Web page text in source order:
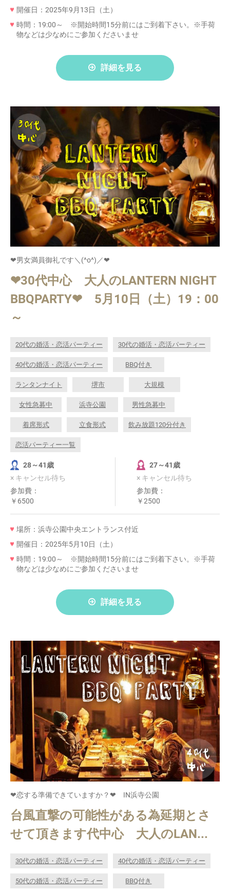
開催日：2025年9月13日（土）
時間：19:00～ ※開始時間15分前にはご到着下さい。※手荷
物などは少なめにご参加くださいませ
詳細を見る
❤男女満員御礼です＼(^o^)／❤
❤30代中心 大人のLANTERN NIGHT
BBQPARTY❤ 5月10日（土）19：00
～
20代の婚活・恋活パーティー 30代の婚活・恋活パーティー
40代の婚活・恋活パーティー BBQ付き
ランタンナイト 堺市 大規模
女性急募中 浜寺公園 男性急募中
着席形式 立食形式 飲み放題120分付き
恋活パーティー一覧
28～41歳
× キャンセル待ち
参加費：
￥6500
27～41歳
× キャンセル待ち
参加費：
￥2500
場所：浜寺公園中央エントランス付近
開催日：2025年5月10日（土）
時間：19:00～ ※開始時間15分前にはご到着下さい。※手荷
物などは少なめにご参加くださいませ
詳細を見る
❤恋する準備できていますか？❤ IN浜寺公園
台風直撃の可能性がある為延期とさ
せて頂きます代中心 大人のLAN...
30代の婚活・恋活パーティー 40代の婚活・恋活パーティー
50代の婚活・恋活パーティー BBQ付き